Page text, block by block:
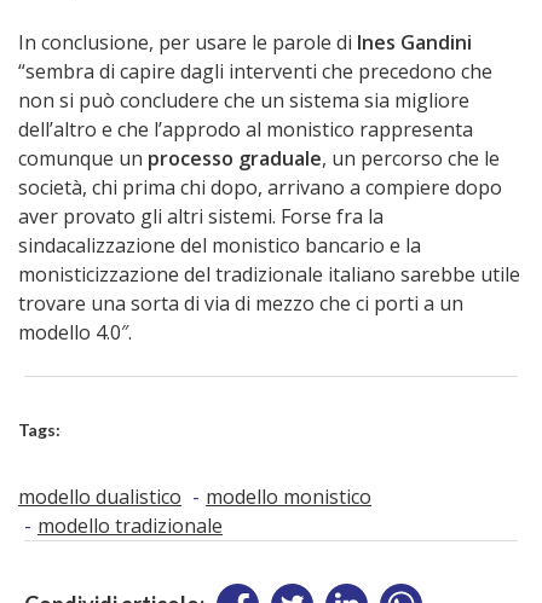
In conclusione, per usare le parole di Ines Gandini
“sembra di capire dagli interventi che precedono che
non si può concludere che un sistema sia migliore
dell’altro e che l’approdo al monistico rappresenta
comunque un processo graduale, un percorso che le
società, chi prima chi dopo, arrivano a compiere dopo
aver provato gli altri sistemi. Forse fra la
sindacalizzazione del monistico bancario e la
monisticizzazione del tradizionale italiano sarebbe utile
trovare una sorta di via di mezzo che ci porti a un
modello 4.0″.
Tags:
modello dualistico
modello monistico
modello tradizionale